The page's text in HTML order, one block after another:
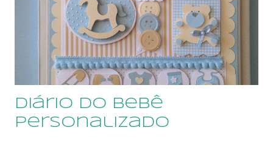
Diário do Bebê
Personalizado